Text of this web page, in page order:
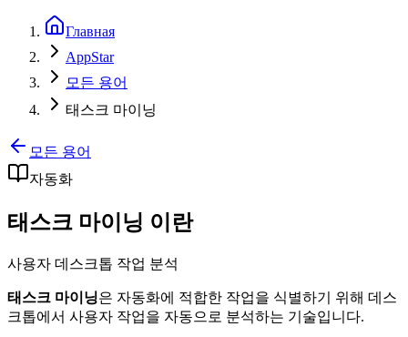
Главная
AppStar
모든 용어
태스크 마이닝
모든 용어
자동화
태스크 마이닝 이란
사용자 데스크톱 작업 분석
태스크 마이닝은 자동화에 적합한 작업을 식별하기 위해 데스
크톱에서 사용자 작업을 자동으로 분석하는 기술입니다.